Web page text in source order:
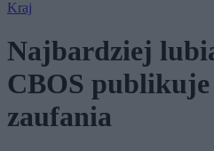
Kraj
Najbardziej
CBOS
zaufania